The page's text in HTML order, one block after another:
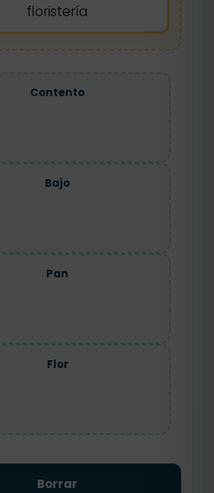
floristería
Contento
Bajo
Pan
Flor
Borrar